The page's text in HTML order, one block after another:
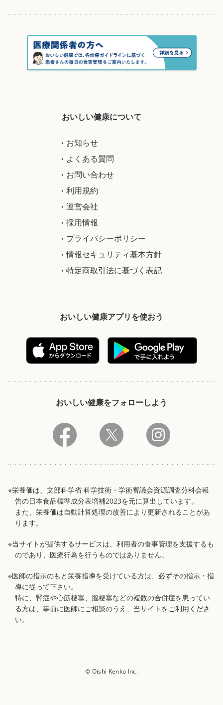
おいしい健康について
お知らせ
よくある質問
お問い合わせ
利用規約
運営会社
採用情報
プライバシーポリシー
情報セキュリティ基本方針
特定商取引法に基づく表記
おいしい健康アプリを使おう
おいしい健康をフォローしよう
※栄養価は、文部科学省 科学技術・学術審議会資源調査分科会報
告の日本食品標準成分表増補2023を元に算出しています。
また、栄養価は自動計算処理の改善により更新されることがあ
ります。
※当サイトが提供するサービスは、利用者の食事管理を支援するも
のであり、医療行為を行うものではありません。
※医師の指示のもと栄養指導を受けている方は、必ずその指示・指
導に従って下さい。
特に、腎症や心筋梗塞、脳梗塞などの複数の合併症を患ってい
る方は、事前に医師にご相談のうえ、当サイトをご利用くださ
い。
© Oishi Kenko Inc.